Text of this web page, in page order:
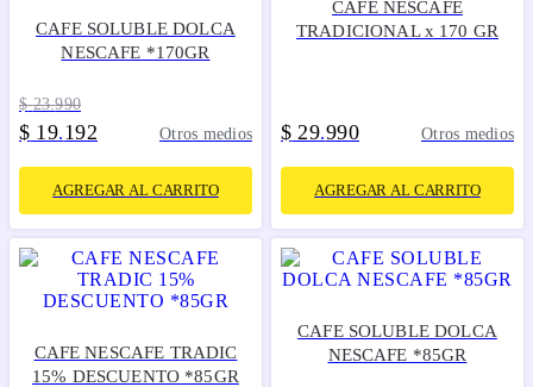
CAFE SOLUBLE DOLCA
NESCAFE *170GR
$ 23.990
$ 19.192 Otros medios
AGREGAR AL CARRITO
CAFE NESCAFE
TRADICIONAL x 170 GR
$ 29.990 Otros medios
AGREGAR AL CARRITO
CAFE NESCAFE TRADIC
15% DESCUENTO *85GR
CAFE SOLUBLE DOLCA
NESCAFE *85GR